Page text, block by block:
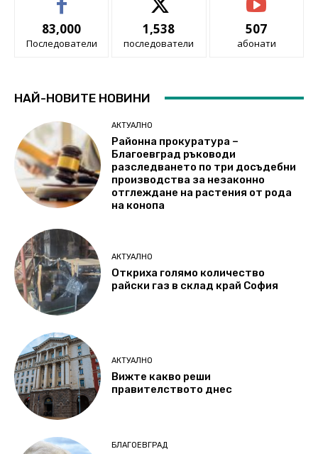
83,000
Последователи
1,538
последователи
507
абонати
НАЙ-НОВИТЕ НОВИНИ
АКТУАЛНО
Районна прокуратура –
Благоевград ръководи
разследването по три досъдебни
производства за незаконно
отглеждане на растения от рода
на конопа
АКТУАЛНО
Откриха голямо количество
райски газ в склад край София
АКТУАЛНО
Вижте какво реши
правителството днес
БЛАГОЕВГРАД